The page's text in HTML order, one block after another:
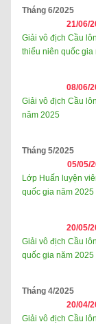
Tháng 6/2025
21/06/
Giải vô địch Cầu
thiếu niên quốc gia
08/06/
Giải vô địch Cầu
năm 2025
Tháng 5/2025
05/05/
Lớp Huấn luyện
quốc gia năm 2025
20/05/
Giải vô địch Cầu
quốc gia năm 2025
Tháng 4/2025
20/04/
Giải vô địch Cầu